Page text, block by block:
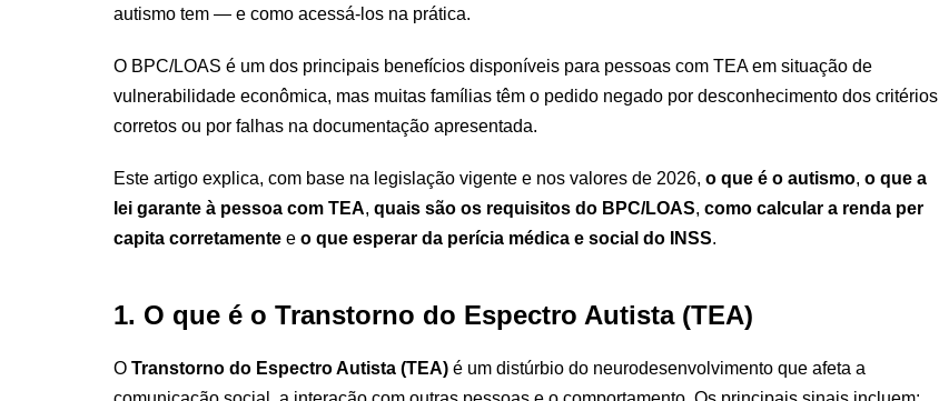
autismo tem — e como acessá-los na prática.
O BPC/LOAS é um dos principais benefícios disponíveis para pessoas com TEA em situação de
vulnerabilidade econômica, mas muitas famílias têm o pedido negado por desconhecimento dos critérios
corretos ou por falhas na documentação apresentada.
Este artigo explica, com base na legislação vigente e nos valores de 2026, o que é o autismo, o que a
lei garante à pessoa com TEA, quais são os requisitos do BPC/LOAS, como calcular a renda per
capita corretamente e o que esperar da perícia médica e social do INSS.
1. O que é o Transtorno do Espectro Autista (TEA)
O Transtorno do Espectro Autista (TEA) é um distúrbio do neurodesenvolvimento que afeta a